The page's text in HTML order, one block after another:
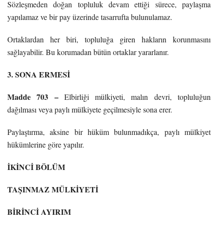
Sözleşmeden doğan topluluk devam ettiği sürece, paylaşma
yapılamaz ve bir pay üzerinde tasarrufta bulunulamaz.
Ortaklardan her biri, topluluğa giren hakların korunmasını
sağlayabilir. Bu korumadan bütün ortaklar yararlanır.
3. SONA ERMESİ
Madde 703 – Elbirliği mülkiyeti, malın devri, topluluğun
dağılması veya paylı mülkiyete geçilmesiyle sona erer.
Paylaştırma, aksine bir hüküm bulunmadıkça, paylı mülkiyet
hükümlerine göre yapılır.
İKİNCİ BÖLÜM
TAŞINMAZ MÜLKİYETİ
BİRİNCİ AYIRIM